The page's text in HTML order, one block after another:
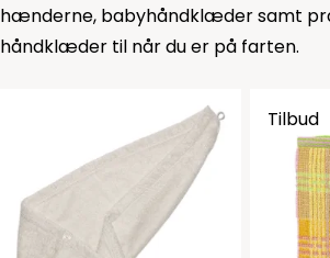
hænderne, babyhåndklædersamt
håndklæder til når du er på farten.
Tilbud